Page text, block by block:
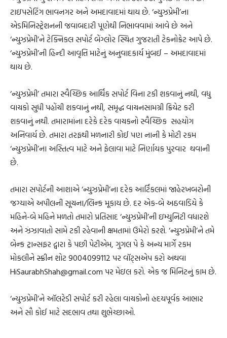
ટાઇપસેટિંગ ભાવનગર અને અમદાવાદમાં થાય છે. ‘ન્યુઝપ્રેમી’ના
એડમિનિસ્ટ્રેશનની જવાબદારી પૂણેથી નિભાવવામાં આવે છે અને
‘ન્યુઝપ્રેમી’ને ટેક્નિકલ સપોર્ટ બેંગ્લોર સ્થિત ગુજરાતી ટેકનોક્રેટ આપે છે.
‘ન્યુઝપ્રેમી’ની હિન્દી આવૃત્તિ માટેનું અનુવાદકાર્ય મુંબઈ – અમદાવાદમાં
થાય છે.
‘ન્યુઝપ્રેમી’ તમારા સ્વૈચ્છિક આર્થિક સપોર્ટ વિના ટકી શકવાનું નથી, વધુ
વાચકો સુધી પહોંચી શકવાનું નથી, સમૃદ્ધ વાચનસામગ્રી ક્રિયેટ કરી
શકવાનું નથી. તમારામાંના દરેકે દરેક વાચકનો સ્વૈચ્છિક સહયોગ
અનિવાર્ય છે. તમારા તરફથી મળનારી કોઈ પણ નાની કે મોટી રકમ
‘ન્યુઝપ્રેમી’ના અસ્તિત્વ માટે અને ફેલાવા માટે નિર્ણાયક પુરવાર થવાની
છે.
તમારા સપોર્ટની આશાએ ‘ન્યુઝપ્રેમી’ના દરેક આર્ટિકલમાં જાહેરખબરોની
જગ્યાએ અપીલની સૂચના/લિન્ક મૂકાય છે. દર એક-બે અઠવાડિયે કે
મહિને-બે મહિને મળતો તમારો પ્રતિસાદ ‘ન્યુઝપ્રેમી’ની ઇમ્યુનિટી વધારશે
અને ઝંઝાવાતો સામે ટકી રહેવાની ક્ષમતામાં ઉમેરો કરશે. ‘ન્યુઝપ્રેમી’ને તમે
બેન્ક ટ્રાન્સફર દ્વારા કે પછી પેટીએમ, ગુગલ પે કે અન્ય માર્ગે રકમ
મોકલીને સ્ક્રીન શોટ 9004099112 પર વૉટ્સએપ કરો અથવા
HiSaurabhShah@gmail.com પર મેઇલ કરો. એક જ મિનિટનું કામ છે.
‘ન્યુઝપ્રેમી’ને ઑલરેડી સપોર્ટ કરી રહેલા વાચકોનો હ્રદયપૂર્વક આભાર
અને સૌ કોઈ માટે સદભાવ તથા શુભેચ્છાઓ.